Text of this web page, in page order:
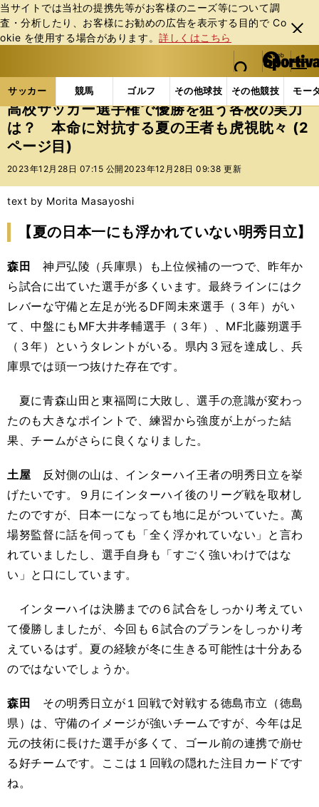
当サイトでは当社の提携先等がお客様のニーズ等について調
査・分析したり、お客様にお勧めの広告を表⽰する⽬的で Co
okie を使⽤する場合があります。詳しくはこちら
閉じ
る
web Sportiva (webスポルティーバ)
検索
マイペ
ー
ジ
メニュ
サッカー 競馬 ゴルフ その他球技 その他競技 モー
ス
ポ
ル
テ
ー
バ
サッカーの記事一覧 Jリーグ他 高校・ユース 高
高校サッカー選手権で優勝を狙う各校の実力
は？ 本命に対抗する夏の王者も虎視眈々 (2
ページ目)
2023年12月28日 07:15 公開 2023年12月28日 09:38 更新
text by Morita Masayoshi
【夏の日本一にも浮かれていない明秀日立】
森田
神戸弘陵（兵庫県）も上位候補の一つで、昨年か
ら試合に出ていた選手が多くいます。最終ラインにはク
レバーな守備と左足が光るDF岡未來選手（３年）がい
て、中盤にもMF大井孝輔選手（３年）、MF北藤朔選手
（３年）というタレントがいる。県内３冠を達成し、兵
庫県では頭一つ抜けた存在です。
夏に青森山田と東福岡に大敗し、選手の意識が変わっ
たのも大きなポイントで、練習から強度が上がった結
果、チームがさらに良くなりました。
土屋 反対側の山は、インターハイ王者の明秀日立を挙
げたいです。９月にインターハイ後のリーグ戦を取材し
たのですが、日本一になっても地に足がついていた。萬
場努監督に話を伺っても「全く浮かれていない」と言わ
れていましたし、選手自身も「すごく強いわけではな
い」と口にしています。
インターハイは決勝までの６試合をしっかり考えてい
て優勝しましたが、今回も６試合のプランをしっかり考
えているはず。夏の経験が冬に生きる可能性は十分ある
のではないでしょうか。
森田
その明秀日立が１回戦で対戦する徳島市立（徳島
県）は、守備のイメージが強いチームですが、今年は足
元の技術に長けた選手が多くて、ゴール前の連携で崩せ
る好チームです。ここは１回戦の隠れた注目カードです
ね。